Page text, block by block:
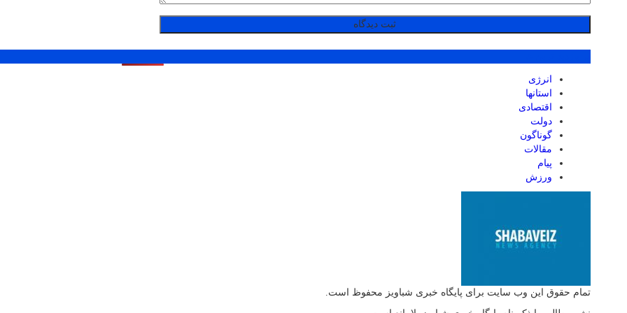
انرژی
استانها
اقتصادی
دولت
گوناگون
مقالات
پیام
ورزش
تمام حقوق این وب سایت برای پایگاه خبری شباویز محفوظ است.